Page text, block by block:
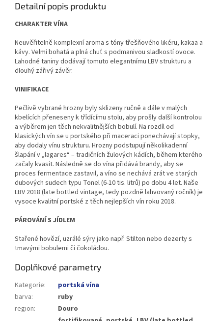
Detailní popis produktu
CHARAKTER VÍNA
Neuvěřitelně komplexní aroma s tóny třešňového likéru, kakaa a
kávy. Velmi bohatá a plná chuť s podmanivou sladkostí ovoce.
Lahodné taniny dodávají tomuto elegantnímu LBV strukturu a
dlouhý zářivý závěr.
VINIFIKACE
Pečlivě vybrané hrozny byly sklizeny ručně a dále v malých
kbelících přeneseny k třídícímu stolu, aby prošly další kontrolou
a výběrem jen těch nekvalitnějších bobulí. Na rozdíl od
klasických vín se u portského při maceraci ponechávají stopky,
aby dodaly vínu strukturu. Hrozny podstupují několikadenní
šlapání v „lagares“ – tradičních žulových kádích, během kterého
začaly kvasit. Následně se do vína přidává brandy, aby se
proces fermentace zastavil, a víno se nechává zrát ve starých
dubových sudech typu Tonel (6-10 tis. litrů) po dobu 4 let. Naše
LBV 2018 (late bottled vintage, tedy pozdně lahvovaný ročník) je
vysoce kvalitní portské z těch nejlepších vín roku 2018.
PÁROVÁNÍ S JÍDLEM
Stařené hovězí, uzrálé sýry jako např. Stilton nebo dezerty s
tmavými bobulemi či čokoládou.
Doplňkové parametry
Kategorie:
portská vína
barva:
ruby
region:
Douro